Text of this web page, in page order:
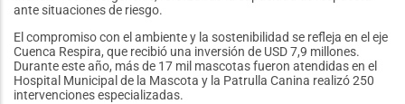
ante situaciones de riesgo.
El compromiso con el ambiente y la sostenibilidad se refleja en el eje
Cuenca Respira, que recibió una inversión de USD 7,9 millones.
Durante este año, más de 17 mil mascotas fueron atendidas en el
Hospital Municipal de la Mascota y la Patrulla Canina realizó 250
intervenciones especializadas.